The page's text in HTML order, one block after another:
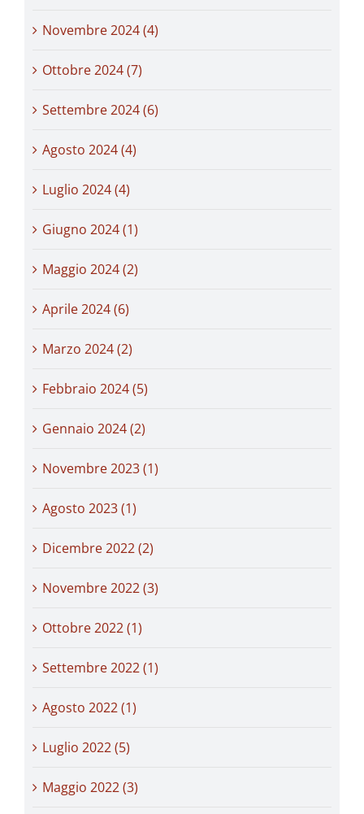
Novembre 2024 (4)
Ottobre 2024 (7)
Settembre 2024 (6)
Agosto 2024 (4)
Luglio 2024 (4)
Giugno 2024 (1)
Maggio 2024 (2)
Aprile 2024 (6)
Marzo 2024 (2)
Febbraio 2024 (5)
Gennaio 2024 (2)
Novembre 2023 (1)
Agosto 2023 (1)
Dicembre 2022 (2)
Novembre 2022 (3)
Ottobre 2022 (1)
Settembre 2022 (1)
Agosto 2022 (1)
Luglio 2022 (5)
Maggio 2022 (3)